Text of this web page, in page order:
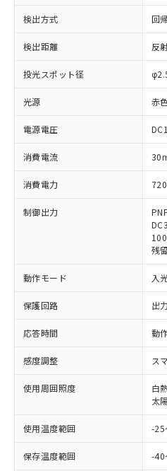
検出方式 回
検出距離 反
投光スポット径
光源 赤
電源電圧
消費電流
消費電力
制御出力
残
動作モード 入
保護回路 出
応答時間 動
感度調整 ス
使用周囲照度
白
太
使用温度範囲 -25
保存温度範囲 -40
対応済み：EU
非含有に対応した製品